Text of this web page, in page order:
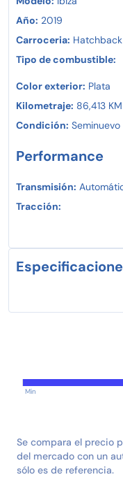
Año: 2019
Carroceria: Hatchback
Tipo de combustible:
Color exterior: Plata
Kilometraje: 86,413 KM
Condición: Seminuevo
Performance
Transmisión:
Tracción:
Min
Se compara el precio
del mercado con un
sólo es de referencia.